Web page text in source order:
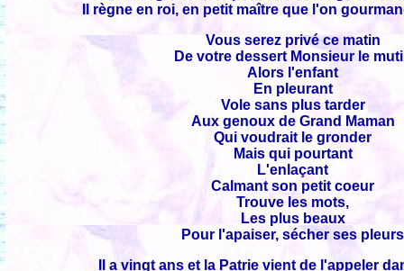
Il règne en roi, en petit maître que l'on
Vous serez privé ce matin
De votre dessert Monsieur le
Alors l'enfant
En pleurant
Vole sans plus tarder
Aux genoux de Grand Maman
Qui voudrait le gronder
Mais qui pourtant
L'enlaçant
Calmant son petit coeur
Trouve les mots,
Les plus beaux
Pour l'apaiser, sécher ses pleurs
Il a vingt ans et la Patrie vient de l'appeler